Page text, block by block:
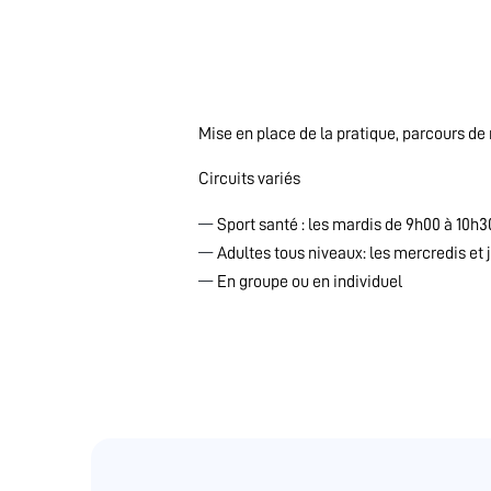
Mise en place de la pratique, parcours
Circuits variés
Sport santé : les mardis de 9h00 à
Adultes tous niveaux: les mercredis et
En groupe ou en individuel